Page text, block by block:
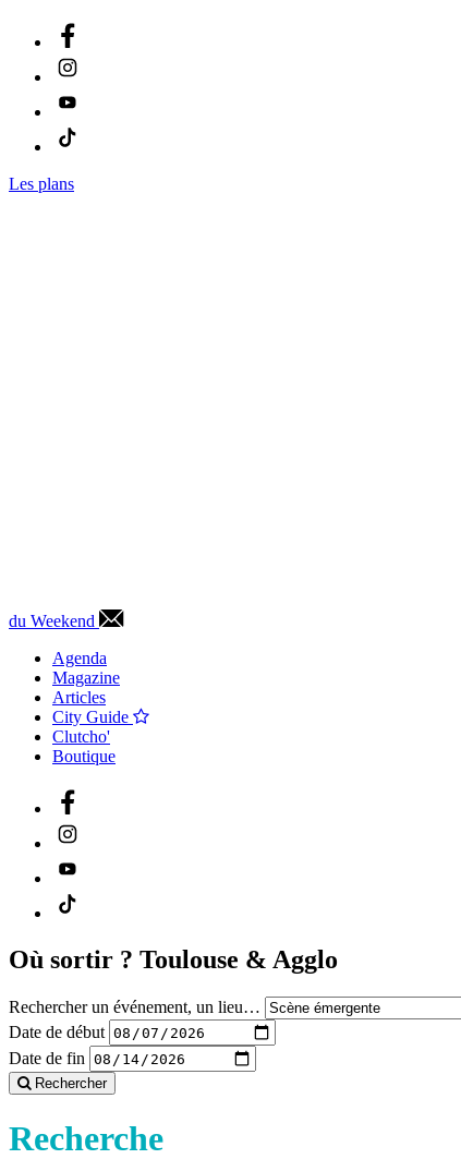
Les plans
du Weekend
Agenda
Magazine
Articles
City Guide
Clutcho'
Boutique
Où sortir ? Toulouse & Agglo
Rechercher un événement, un lieu…
Date de début
Date de fin
Rechercher
Recherche